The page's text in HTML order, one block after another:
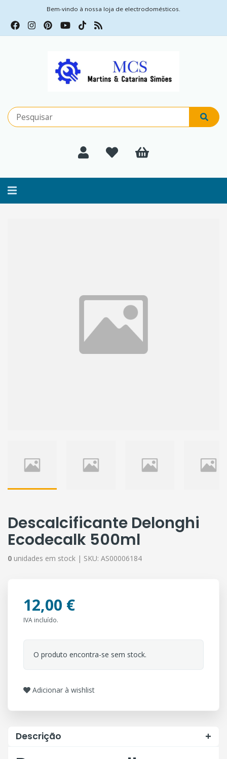
Bem-vindo à nossa loja de electrodomésticos.
Alternar
Descalcificante Delonghi
Ecodecalk 500ml
0 unidades em stock | SKU: AS00006184
12,00 €
IVA incluído.
O produto encontra-se sem stock.
Adicionar à wishlist
Descrição